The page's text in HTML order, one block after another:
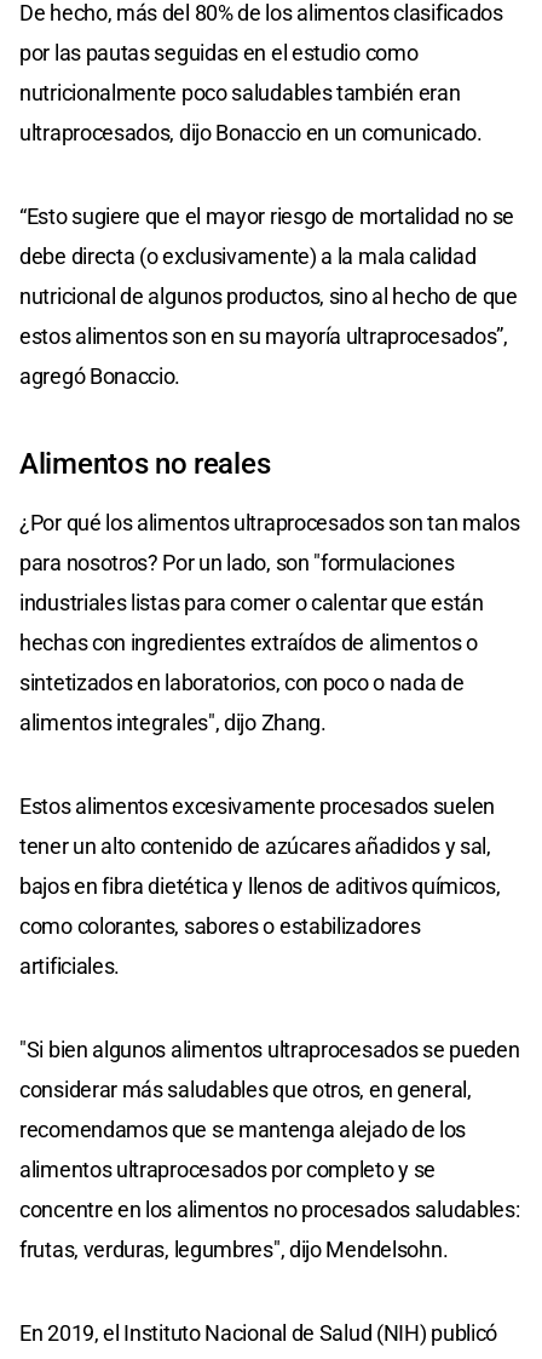
De hecho, más del 80% de los alimentos clasificados
por las pautas seguidas en el estudio como
nutricionalmente poco saludables también eran
ultraprocesados, dijo Bonaccio en un comunicado.
“Esto sugiere que el mayor riesgo de mortalidad no se
debe directa (o exclusivamente) a la mala calidad
nutricional de algunos productos, sino al hecho de que
estos alimentos son en su mayoría ultraprocesados”,
agregó Bonaccio.
Alimentos no reales
¿Por qué los alimentos ultraprocesados son tan malos
para nosotros? Por un lado, son "formulaciones
industriales listas para comer o calentar que están
hechas con ingredientes extraídos de alimentos o
sintetizados en laboratorios, con poco o nada de
alimentos integrales", dijo Zhang.
Estos alimentos excesivamente procesados suelen
tener un alto contenido de azúcares añadidos y sal,
bajos en fibra dietética y llenos de aditivos químicos,
como colorantes, sabores o estabilizadores
artificiales.
"Si bien algunos alimentos ultraprocesados se pueden
considerar más saludables que otros, en general,
recomendamos que se mantenga alejado de los
alimentos ultraprocesados por completo y se
concentre en los alimentos no procesados saludables:
frutas, verduras, legumbres", dijo Mendelsohn.
En 2019, el Instituto Nacional de Salud (NIH) publicó